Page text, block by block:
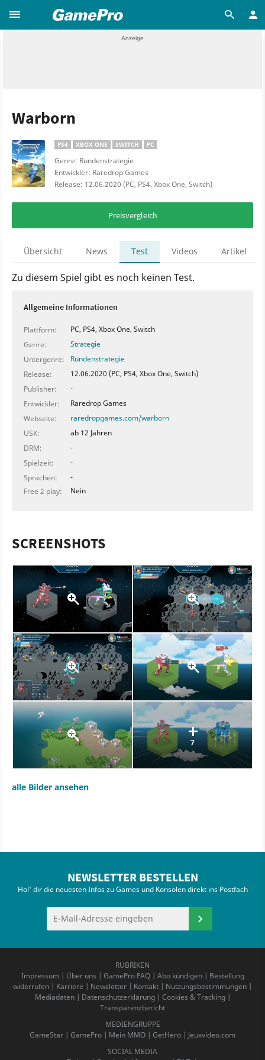
Warborn
PS4 XBOX ONE SWITCH PC
Genre: Rundenstrategie
Entwickler: Raredrop Games
Release: 12.06.2020 (PC, PS4, Xbox One, Switch)
Preisvergleich
Übersicht News Test Videos Artikel
Zu diesem Spiel gibt es noch keinen Test.
Allgemeine Informationen
Plattform:
PC, PS4, Xbox One, Switch
Genre:
Strategie
Untergenre:
Rundenstrategie
Release:
12.06.2020 (PC, PS4, Xbox One, Switch)
Publisher:
-
Entwickler:
Raredrop Games
Webseite:
raredropgames.com/warborn
USK:
ab 12 Jahren
DRM:
-
Spielzeit:
-
Sprachen:
-
Free 2 play:
Nein
SCREENSHOTS
7
alle Bilder ansehen
NEWSLETTER BESTELLEN
Hol' dir die neuesten Infos zu Games und Konsolen direkt ins Postfach
RUBRIKEN
Impressum| Über uns | GamePro FAQ| Abo kündigen| Bestellung
widerrufen | Karriere | Newsletter | Kontakt | Nutzungsbestimmungen |
Mediadaten| Datenschutzerklärung| Cookies & Tracking|
Transparenzbericht
MEDIENGRUPPE
GameStar | GamePro | Mein MMO | GetHero | Jeuxvideo.com
SOCIAL MEDIA